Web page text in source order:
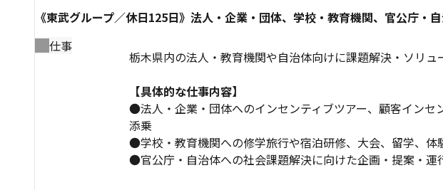
《東武グループ／休日125日》法人・企業・団体、学校・教育機関、官公庁・
仕事
栃木県内の法人・教育機関や自治体向けに課題解決・ソリ
【具体的な仕事内容】
●法人・企業・団体へのインセンティブツアー、顧客イン
添乗
●学校・教育機関への修学旅行や宿泊研修、大会、留学、
●官公庁・自治体への社会課題解決に向けた企画・提案・運